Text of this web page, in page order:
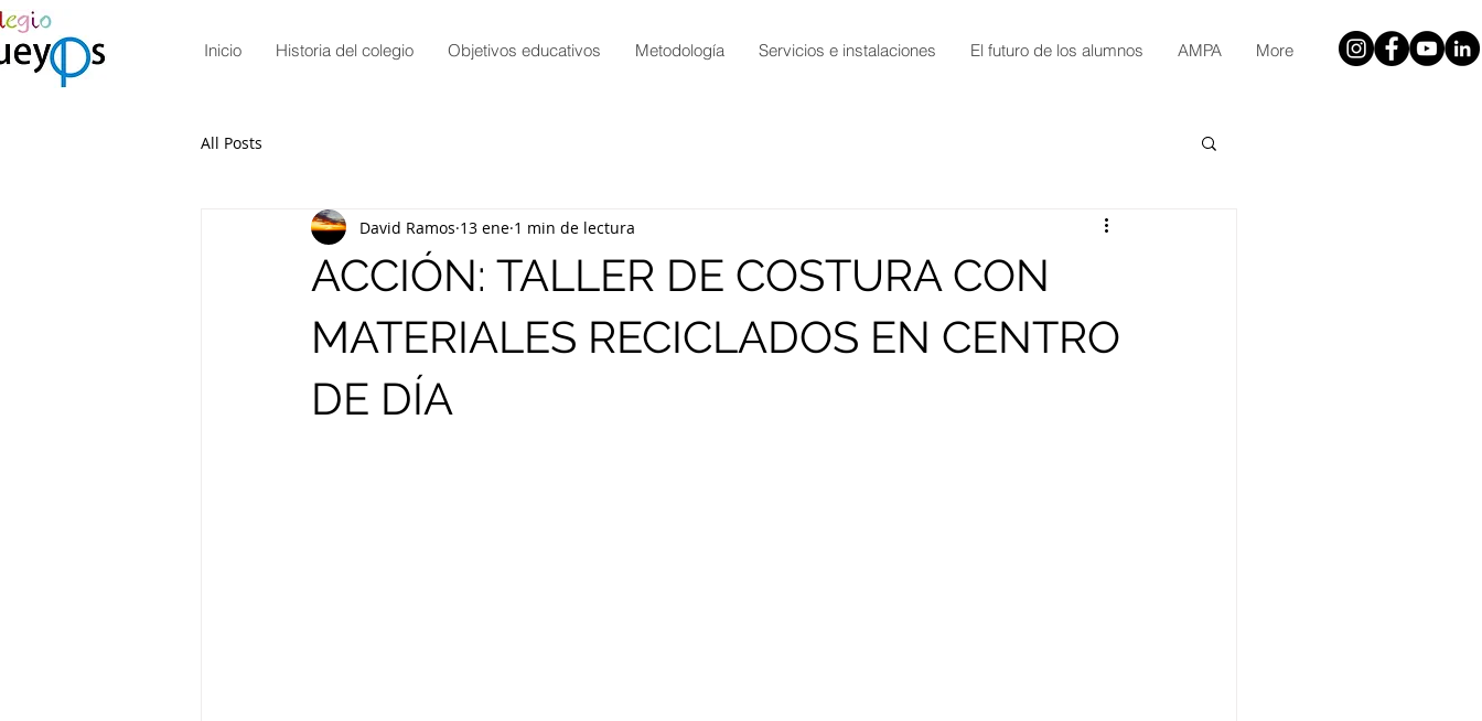
Inicio Historia del colegio Objetivos educativos Metodología Servicios e instalaciones El futuro de los alumnos AMPA More
All Posts
ACCIÓN: TALLER DE COSTURA CON
MATERIALES RECICLADOS EN CENTRO
DE DÍA
David Ramos 13 ene 1 min de lectura